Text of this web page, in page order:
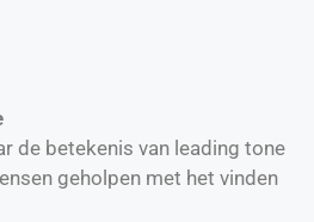
de betekenis van leading tone
geholpen met het vinden